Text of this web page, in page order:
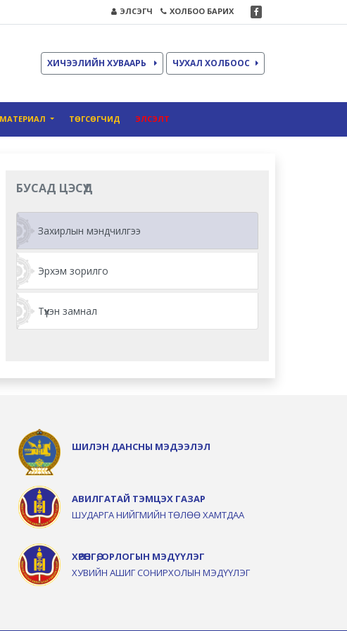
ЭЛСЭГЧ ХОЛБОО БАРИХ
ХИЧЭЭЛИЙН ХУВААРЬ ЧУХАЛ ХОЛБООС
ТӨГСӨГЧИД ЭЛСЭЛТ
БУСАД ЦЭСҮҮД
Захирлын мэндчилгээ
Эрхэм зорилго
Түүхэн замнал
ШИЛЭН ДАНСНЫ МЭДЭЭЛЭЛ
АВИЛГАТАЙ ТЭМЦЭХ ГАЗАР
ШУДАРГА НИЙГМИЙН ТӨЛӨӨ ХАМТДАА
ХӨРӨНГӨ, ОРЛОГЫН МЭДҮҮЛЭГ
ХУВИЙН АШИГ СОНИРХОЛЫН МЭДҮҮЛЭГ